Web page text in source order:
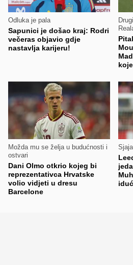
Odluka je pala
Sapunici je došao kraj: Rodri
večeras objavio gdje
nastavlja karijeru!
Možda mu se želja u budućnosti i
ostvari
Dani Olmo otkrio kojeg bi
reprezentativca Hrvatske
volio vidjeti u dresu
Barcelone